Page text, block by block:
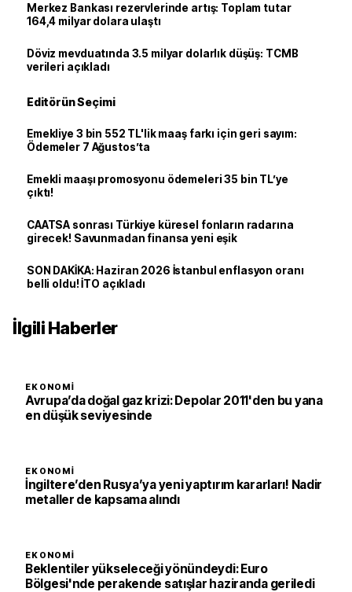
Merkez Bankası rezervlerinde artış: Toplam tutar
164,4 milyar dolara ulaştı
Döviz mevduatında 3.5 milyar dolarlık düşüş: TCMB
verileri açıkladı
Editörün Seçimi
Emekliye 3 bin 552 TL'lik maaş farkı için geri sayım:
Ödemeler 7 Ağustos’ta
Emekli maaşı promosyonu ödemeleri 35 bin TL’ye
çıktı!
CAATSA sonrası Türkiye küresel fonların radarına
girecek! Savunmadan finansa yeni eşik
SON DAKİKA: Haziran 2026 İstanbul enflasyon oranı
belli oldu! İTO açıkladı
İlgili Haberler
EKONOMI
Avrupa’da doğal gaz krizi: Depolar 2011'den bu yana
en düşük seviyesinde
EKONOMI
İngiltere’den Rusya’ya yeni yaptırım kararları! Nadir
metaller de kapsama alındı
EKONOMI
Beklentiler yükseleceği yönündeydi: Euro
Bölgesi'nde perakende satışlar haziranda geriledi